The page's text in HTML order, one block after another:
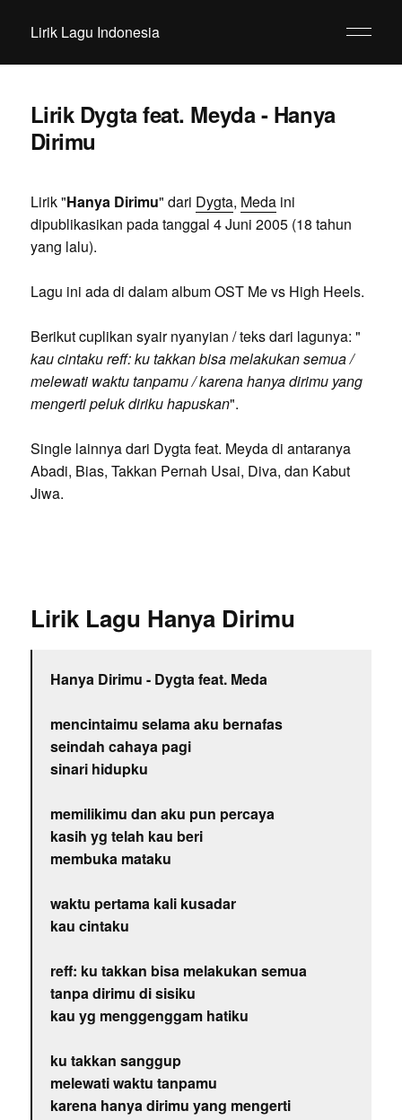
Lirik Lagu Indonesia
Lirik Dygta feat. Meyda - Hanya
Dirimu
Lirik "Hanya Dirimu" dari Dygta, Medaini
dipublikasikan pada tanggal 4 Juni 2005 (18 tahun
yang lalu).
Lagu ini ada di dalam album OST Me vs High Heels.
Berikut cuplikan syair nyanyian / teks dari lagunya: "
kau cintaku reff: ku takkan bisa melakukan semua /
melewati waktu tanpamu / karena hanya dirimu yang
mengerti peluk diriku hapuskan".
Single lainnya dari Dygta feat. Meyda di antaranya
Abadi, Bias, Takkan Pernah Usai, Diva, dan Kabut
Jiwa.
Lirik Lagu Hanya Dirimu
Hanya Dirimu - Dygta feat. Meda
mencintaimu selama aku bernafas
seindah cahaya pagi
sinari hidupku
memilikimu dan aku pun percaya
kasih yg telah kau beri
membuka mataku
waktu pertama kali kusadar
kau cintaku
reff: ku takkan bisa melakukan semua
tanpa dirimu di sisiku
kau yg menggenggam hatiku
ku takkan sanggup
melewati waktu tanpamu
karena hanya dirimu yang mengerti